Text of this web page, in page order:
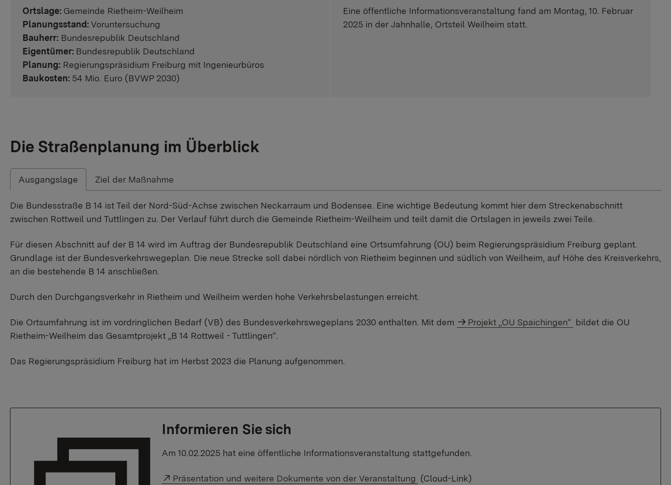
Ortslage: Gemeinde Rietheim-Weilheim
Planungsstand:Voruntersuchung
Bauherr: Bundesrepublik Deutschland
Eigentümer: Bundesrepublik Deutschland
Planung: Regierungspräsidium Freiburg mit Ingenieurbüros
Baukosten: 54 Mio. Euro (BVWP 2030)
Eine öffentliche Informationsveranstaltung fand am Montag, 10. Februar
2025 in der Jahnhalle, Ortsteil Weilheim statt.
Die Straßenplanung im Überblick
Ausgangslage Ziel der Maßnahme
Die Bundesstraße B 14 ist Teil der Nord-Süd-Achse zwischen Neckarraum und Bodensee. Eine wichtige Bedeutung kommt hier dem Streckenabschnitt
zwischen Rottweil und Tuttlingen zu. Der Verlauf führt durch die Gemeinde Rietheim-Weilheim und teilt damit die Ortslagen in jeweils zwei Teile.
Für diesen Abschnitt auf der B 14 wird im Auftrag der Bundesrepublik Deutschland eine Ortsumfahrung (OU) beim Regierungspräsidium Freiburg geplant.
Grundlage ist der Bundesverkehrswegeplan. Die neue Strecke soll dabei nördlich von Rietheim beginnen und südlich von Weilheim, auf Höhe des Kreisverkehrs,
an die bestehende B 14 anschließen.
Durch den Durchgangsverkehr in Rietheim und Weilheim werden hohe Verkehrsbelastungen erreicht.
Die Ortsumfahrung ist im vordringlichen Bedarf (VB) des Bundesverkehrswegeplans 2030 enthalten. Mit dem Projekt „OU Spaichingen“ bildet die OU
Rietheim-Weilheim das Gesamtprojekt „B 14 Rottweil - Tuttlingen“.
Das Regierungspräsidium Freiburg hat im Herbst 2023 die Planung aufgenommen.
Informieren Sie sich
Am 10.02.2025 hat eine öffentliche Informationsveranstaltung stattgefunden.
Externer Link:
Präsentation und weitere Dokumente von der Veranstaltung (Cloud-Link)